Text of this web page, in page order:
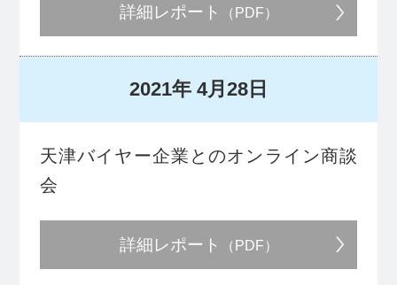
詳細レポート （PDF）
2021年 4月28日
天津バイヤー企業とのオンライン商談
会
詳細レポート （PDF）